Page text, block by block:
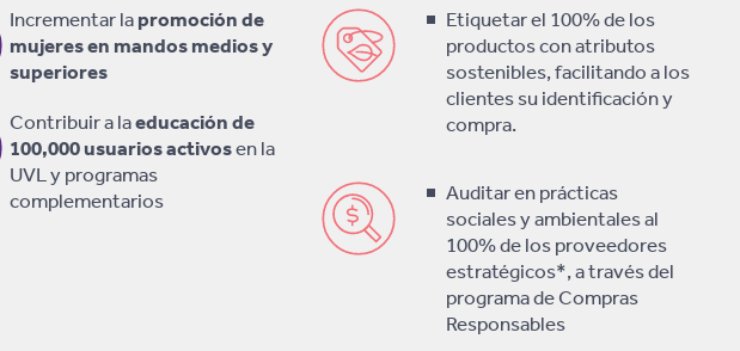
Incrementar lapromoción de
mujeres en mandos medios y
superiores
Contribuir a laeducación de
100,000 usuarios activosen la
UVL y programas
complementarios
Etiquetar el 100% de los
productos con atributos
sostenibles, facilitando a los
clientes su identificación y
compra.
Auditar en prácticas
sociales y ambientales al
100% de los proveedores
estratégicos*, a través del
programa de Compras
Responsables